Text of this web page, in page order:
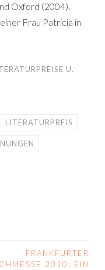
Oxford (2004).
Frau Patricia in
U.
LITERATURPREIS
FRANKFURTER
2010: EIN